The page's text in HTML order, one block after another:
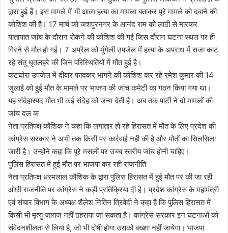
द्वारा हुई हैं। इस मामले में भी आत्म हत्या का मामला बताकर पूरे मामले को दबाने की
कोशिश की है। 17 मार्च को जशपुरनगर के आनंद राम को लाठी से मारकर
यातायात जांच के दौरान रोकने की कोशिश की गई जिस दौरान घटना स्थल पर ही
गिरने से मौत हो गई। 7 अप्रैल को मुंगेली उपजेल में हत्या के अपराध में सजा काट
रहे संतु धृतलहरे की जिन परिस्थितियों में मौत हुई है।
कटघोरा उपजेल में दीवार फांदकर भागने की कोशिश कर रहे रमेश कुमार की 14
जुलाई को हुई मौत के मामले पर भाजपा की जांच कमेटी का गठन किया गया था।
यह संदेहास्पद मौत भी कई संदेह को जन्म देती है। अब तक पार्टी ने दो मामलों की
जांच दल क
नेता प्रतिपक्ष कौशिक ने कहा कि लगातार हो रहे हिरासत में मौत के लिए प्रदेश की
कांग्रेस सरकार ने अभी तक किसी पर कार्रवाई नही की है और मौतों का सिलसिला
जारी है। उन्होंने कहा कि पूरे मसलों पर उच्च स्तरीय जांच होनी चाहिए।
पुलिस हिरासत में हुई मौत पर भाजपा कर रही राजनीति
नेता प्रतिपक्ष धरमलाल कौशिक के द्वारा पुलिस हिरासत में हुई मौत पर की जा रही
ओछी राजनीति पर कांग्रेस ने कड़ी प्रतिक्रिया दी है। प्रदेश कांग्रेस के महामंत्री
एवं संचार विभाग के अध्यक्ष शैलेश नितिन त्रिवेदी ने कहा है कि पुलिस हिरासत में
किसी भी मृत्यु जायज नहीं ठहराया जा सकता है। कांग्रेस सरकार इन घटनाओं को
संवेदनशीलता से लिया है, जो भी दोषी होगा उसको बख्शा नहीं जायेगा। भाजपा